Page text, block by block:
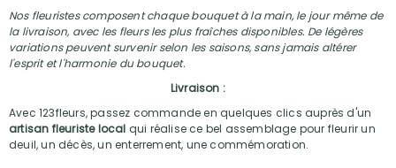
Nos fleuristes composent chaque bouquet à la main, le jour même de
la livraison, avec les fleurs les plus fraîches disponibles. De légères
variations peuvent survenir selon les saisons, sans jamais altérer
l'esprit et l'harmonie du bouquet.
Livraison :
Avec 123fleurs, passez commande en quelques clics auprès d'un
artisan fleuriste local qui réalise ce bel assemblage pour fleurir un
deuil, un décès, un enterrement, une commémoration.